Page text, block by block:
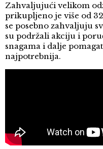
Zahvaljujući velikom
prikupljeno je više od
se posebno zahvaljuju
su podržali akciju i
snagama i dalje
najpotrebnija.